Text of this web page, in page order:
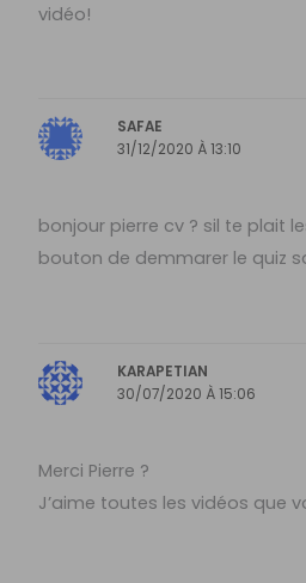
vidéo!
SAFAE
31/12/2020 À 13:10
bonjour pierre cv ? sil te plait
bouton de demmarer le quiz
KARAPETIAN
30/07/2020 À 15:06
Merci Pierre ?
J’aime toutes les vidéos que